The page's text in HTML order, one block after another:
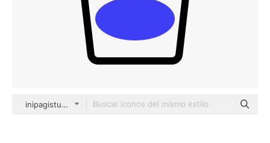
inipagistudio Mixed